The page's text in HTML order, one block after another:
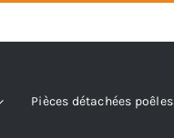
Pièces détachées poêles